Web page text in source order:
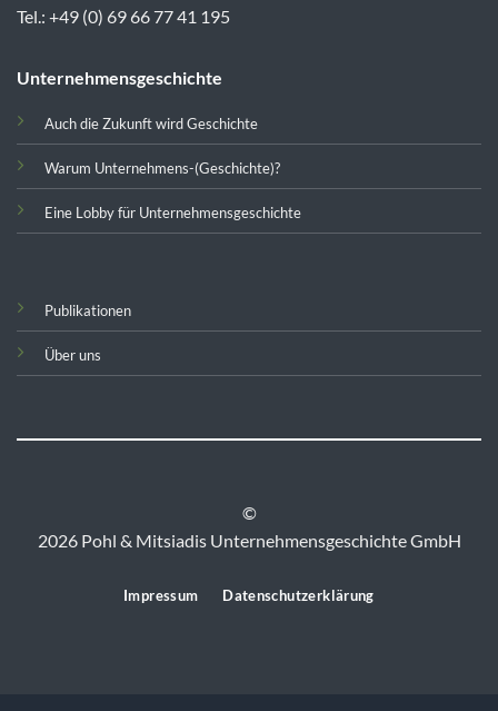
Tel.: +49 (0) 69 66 77 41 195
Unternehmensgeschichte
Auch die Zukunft wird Geschichte
Warum Unternehmens-(Geschichte)?
Eine Lobby für Unternehmensgeschichte
Publikationen
Über uns
©
2026 Pohl & Mitsiadis Unternehmensgeschichte GmbH
Impressum Datenschutzerklärung